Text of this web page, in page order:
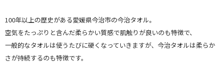
100年以上の歴史がある愛媛県今治市の今治タオル。
空気をたっぷりと含んだ柔らかい質感で肌触りが良いのも特徴で、
一般的なタオルは使うたびに硬くなっていきますが、今治タオルは柔らか
さが持続するのも特徴です。